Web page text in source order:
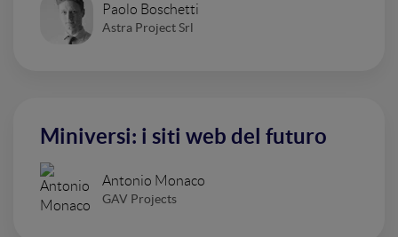
Paolo Boschetti
Astra Project Srl
Miniversi: i siti web del futuro
Antonio Monaco
GAV Projects